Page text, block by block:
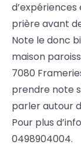
prière avant
Note le donc
maison
7080
prendre note
parler autour
Pour plus
0498904004.